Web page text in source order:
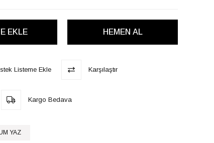
Listeme Ekle Karşılaştır
Kargo Bedava
YAZ